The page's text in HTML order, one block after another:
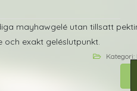
mayhawgelé utan tillsatt
och exakt geléslutpunkt.
Kategori: